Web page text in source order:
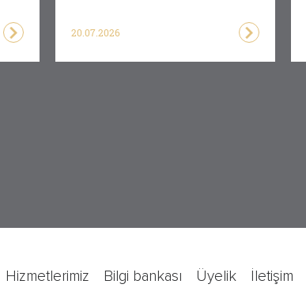
20.07.2026
hizmetlerimiz bilgi bankası üyelik i̇letişim